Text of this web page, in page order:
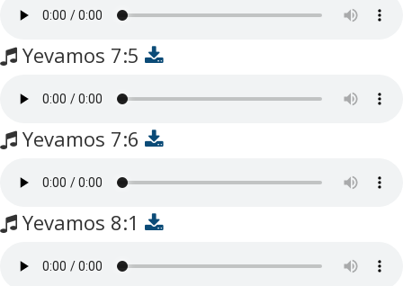
Yevamos 7:5
Yevamos 7:6
Yevamos 8:1